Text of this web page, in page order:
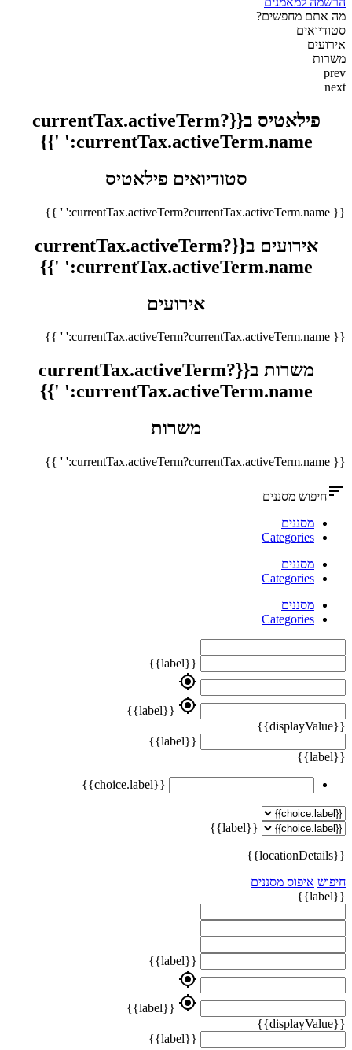
מה אתם מחפשים?
סטודיואים
אירועים
משרות
prev
next
פילאטיס ב{{currentTax.activeTerm?
currentTax.activeTerm.name:' '}}
סטודיואים פילאטיס
{{ currentTax.activeTerm?currentTax.activeTerm.name:' ' }}
אירועים ב{{currentTax.activeTerm?
currentTax.activeTerm.name:' '}}
אירועים
{{ currentTax.activeTerm?currentTax.activeTerm.name:' ' }}
משרות ב{{currentTax.activeTerm?
currentTax.activeTerm.name:' '}}
משרות
{{ currentTax.activeTerm?currentTax.activeTerm.name:' ' }}
sortחיפוש מסננים
מסננים
Categories
מסננים
Categories
מסננים
Categories
{{label}}
my_location
my_location
{{label}}
{{displayValue}}
{{label}}
{{label}}
{{choice.label}}
{{label}}
{{locationDetails}}
חיפוש איפוס מסננים
{{label}}
{{label}}
my_location
my_location
{{label}}
{{displayValue}}
{{label}}